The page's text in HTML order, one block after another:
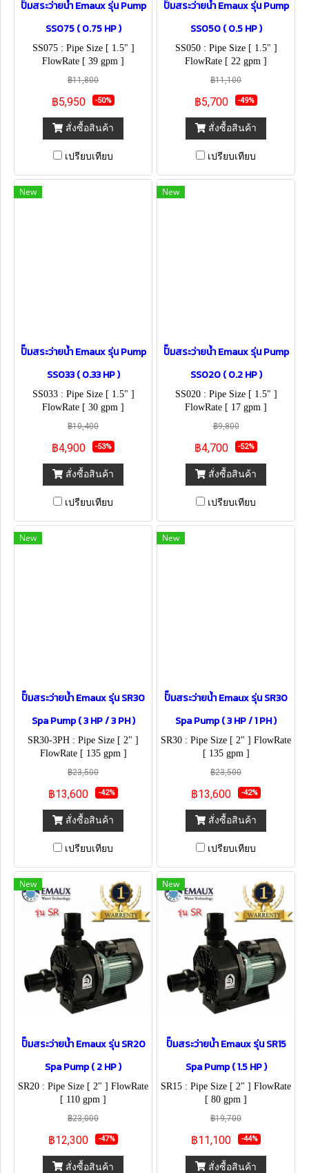
ปั๊มสระว่ายน้ำ Emaux รุ่น Pump
SS075 ( 0.75 HP )
SS075 : Pipe Size [ 1.5" ]
FlowRate [ 39 gpm ]
฿11,800
฿5,950 -50%
สั่งซื้อสินค้า
เปรียบเทียบ
ปั๊มสระว่ายน้ำ Emaux รุ่น Pump
SS050 ( 0.5 HP )
SS050 : Pipe Size [ 1.5" ]
FlowRate [ 22 gpm ]
฿11,100
฿5,700 -49%
สั่งซื้อสินค้า
เปรียบเทียบ
New
ปั๊มสระว่ายน้ำ Emaux รุ่น Pump
SS033 ( 0.33 HP )
SS033 : Pipe Size [ 1.5" ]
FlowRate [ 30 gpm ]
฿10,400
฿4,900 -53%
สั่งซื้อสินค้า
เปรียบเทียบ
New
ปั๊มสระว่ายน้ำ Emaux รุ่น Pump
SS020 ( 0.2 HP )
SS020 : Pipe Size [ 1.5" ]
FlowRate [ 17 gpm ]
฿9,800
฿4,700 -52%
สั่งซื้อสินค้า
เปรียบเทียบ
New
ปั๊มสระว่ายน้ำ Emaux รุ่น SR30
Spa Pump ( 3 HP / 3 PH )
SR30-3PH : Pipe Size [ 2" ]
FlowRate [ 135 gpm ]
฿23,500
฿13,600 -42%
สั่งซื้อสินค้า
เปรียบเทียบ
New
ปั๊มสระว่ายน้ำ Emaux รุ่น SR30
Spa Pump ( 3 HP / 1 PH )
SR30 : Pipe Size [ 2" ] FlowRate
[ 135 gpm ]
฿23,500
฿13,600 -42%
สั่งซื้อสินค้า
เปรียบเทียบ
New
ปั๊มสระว่ายน้ำ Emaux รุ่น SR20
Spa Pump ( 2 HP )
SR20 : Pipe Size [ 2" ] FlowRate
[ 110 gpm ]
฿23,000
฿12,300 -47%
สั่งซื้อสินค้า
New
ปั๊มสระว่ายน้ำ Emaux รุ่น SR15
Spa Pump ( 1.5 HP )
SR15 : Pipe Size [ 2" ] FlowRate
[ 80 gpm ]
฿19,700
฿11,100 -44%
สั่งซื้อสินค้า